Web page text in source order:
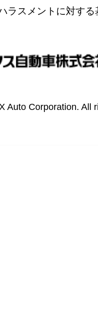
ラスメントに対する
Auto Corporation. All